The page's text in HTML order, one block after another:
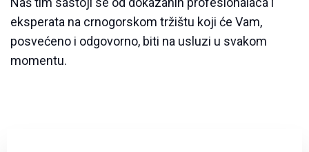
eksperata na crnogorskom tržištu koji će Vam,
posvećeno i odgovorno, biti na usluzi u svakom
momentu.